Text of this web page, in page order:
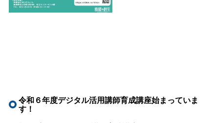
令和６年度デジタル活用講師育成講座始まっていま
す！